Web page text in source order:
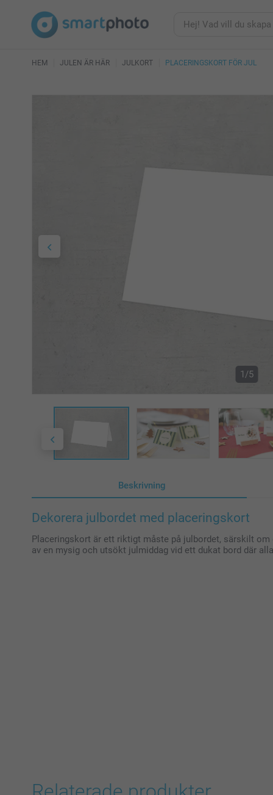
HEM JULEN ÄR HÄR JULKORT PLACERINGSKORT FÖR JUL
1/5
Beskrivning
Dekorera julbordet med placeringskort
Placeringskort är ett riktigt måste på julbordet, särskilt
av en mysig och utsökt julmiddag vid ett dukat bord där